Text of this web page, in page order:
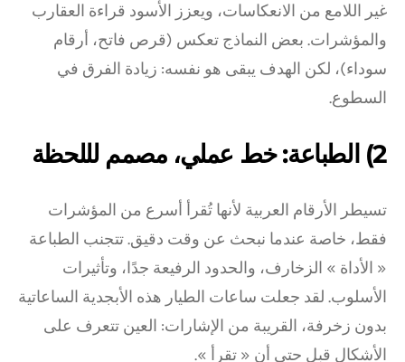
غير اللامع من الانعكاسات، ويعزز الأسود قراءة العقارب
والمؤشرات. بعض النماذج تعكس (قرص فاتح، أرقام
سوداء)، لكن الهدف يبقى هو نفسه: زيادة الفرق في
السطوع.
2) الطباعة: خط عملي، مصمم لللحظة
تسيطر الأرقام العربية لأنها تُقرأ أسرع من المؤشرات
فقط، خاصة عندما نبحث عن وقت دقيق. تتجنب الطباعة
« الأداة » الزخارف، والحدود الرفيعة جدًا، وتأثيرات
الأسلوب. لقد جعلت ساعات الطيار هذه الأبجدية الساعاتية
بدون زخرفة، القريبة من الإشارات: العين تتعرف على
الأشكال قبل حتى أن « تقرأ ».